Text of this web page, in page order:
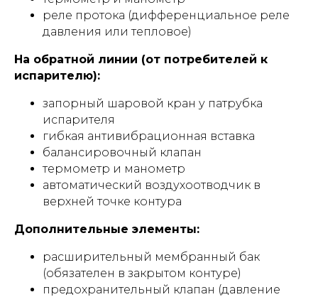
реле протока (дифференциальное реле
давления или тепловое)
На обратной линии (от потребителей к
испарителю):
запорный шаровой кран у патрубка
испарителя
гибкая антивибрационная вставка
балансировочный клапан
термометр и манометр
автоматический воздухоотводчик в
верхней точке контура
Дополнительные элементы:
расширительный мембранный бак
(обязателен в закрытом контуре)
предохранительный клапан (давление